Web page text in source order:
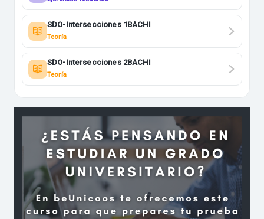
SDO-Intersecciones 1BACHI
Teoría
SDO-Intersecciones 2BACHI
Teoría